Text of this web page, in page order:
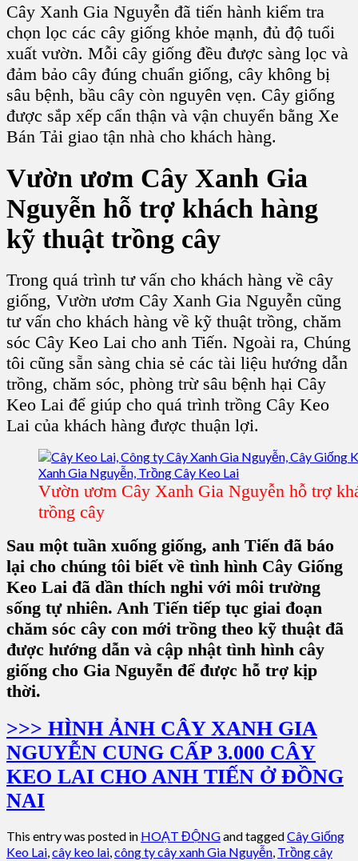
Cây Xanh Gia Nguyễn đã tiến hành kiểm tra
chọn lọc các cây giống khỏe mạnh, đủ độ tuổi
xuất vườn. Mỗi cây giống đều được sàng lọc và
đảm bảo cây đúng chuẩn giống, cây không bị
sâu bệnh, bầu cây còn nguyên vẹn. Cây giống
được sắp xếp cẩn thận và vận chuyển bằng Xe
Bán Tải giao tận nhà cho khách hàng.
Vườn ươm Cây Xanh Gia
Nguyễn hỗ trợ khách hàng
kỹ thuật trồng cây
Trong quá trình tư vấn cho khách hàng về cây
giống, Vườn ươm Cây Xanh Gia Nguyễn cũng
tư vấn cho khách hàng về kỹ thuật trồng, chăm
sóc Cây Keo Lai cho anh Tiến. Ngoài ra, Chúng
tôi cũng sẵn sàng chia sẻ các tài liệu hướng dẫn
trồng, chăm sóc, phòng trừ sâu bệnh hại Cây
Keo Lai để giúp cho quá trình trồng Cây Keo
Lai của khách hàng được thuận lợi.
Vườn ươm Cây Xanh Gia Nguyễn hỗ trợ
trồng cây
Sau một tuần xuống giống, anh Tiến đã báo
lại cho chúng tôi biết về tình hình Cây Giống
Keo Lai đã dần thích nghi với môi trường
sống tự nhiên. Anh Tiến tiếp tục giai đoạn
chăm sóc cây con mới trồng theo kỹ thuật đã
được hướng dẫn và cập nhật tình hình cây
giống cho Gia Nguyễn để được hỗ trợ kịp
thời.
>>> HÌNH ẢNH CÂY XANH GIA
NGUYỄN CUNG CẤP 3.000 CÂY
KEO LAI CHO ANH TIẾN Ở ĐỒNG
NAI
This entry was posted in HOẠT ĐỘNGand taggedCây Giống
Keo Lai,cây keo lai,công ty cây xanh Gia Nguyễn, Trồng cây